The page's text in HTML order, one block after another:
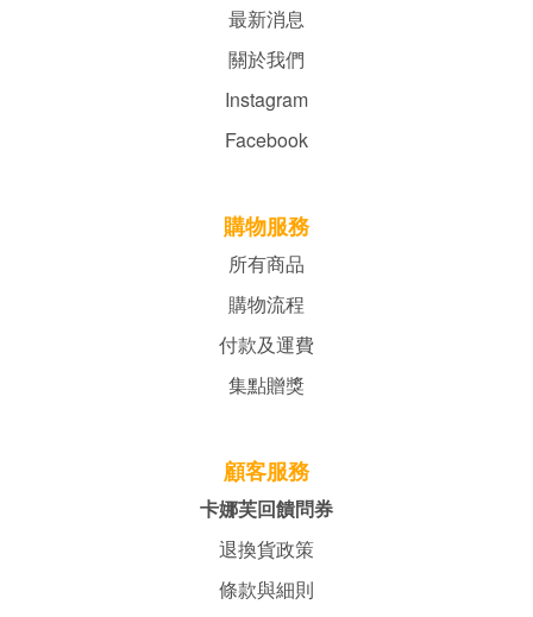
最新消息
關於我們
Instagram
Facebook
購物服務
所有商品
購物流程
付款及運費
集點贈獎
顧客服務
卡娜芙回饋問券
退換貨政策
條款與細則